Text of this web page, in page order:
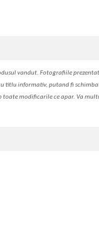
vandut. Fotografiile
titlu informativ, putand fi
toate modificarile ce apar. Va mult